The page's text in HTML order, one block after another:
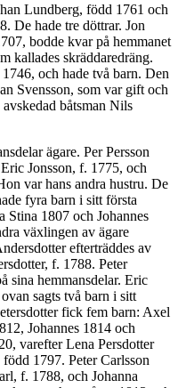
Lundberg, född 1761 och
De hade tre döttrar. Jon
bodde kvar på hemmanet
kallades skräddaredräng.
och hade två barn. Den
Svensson, som var gift och
båtsman Nils
ägare. Per Persson
Jonsson, f. 1775, och
var hans andra hustru. De
fyra barn i sitt första
Stina 1807 och Johannes
växlingen av ägare
efterträddes av
f. 1788. Peter
sina hemmansdelar. Eric
sagts två barn i sitt
fick fem barn: Axel
Johannes 1814 och
varefter Lena Persdotter
1797. Peter Carlsson
f. 1788, och Johanna